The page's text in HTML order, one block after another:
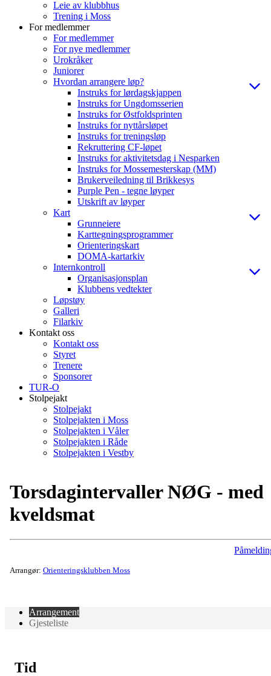
Leie av klubbhus
Trening i Moss
For medlemmer
For medlemmer
For nye medlemmer
Urokråker
Juniorer
Hvordan arrangere løp?
Instruks for lørdagskjappen
Instruks for Ungdomsserien
Instruks for Østfoldsprinten
Instruks for nyttårsløpet
Instruks for treningsløp
Rekruttering CF-løpet
Instruks for aktivitetsdag i Nesparken
Instruks for Mossemesterskap (MM)
Brukerveiledning til Brikkesys
Purple Pen - tegne løyper
Utskrift av løyper
Kart
Grunneiere
Karttegningsprogrammer
Orienteringskart
DOMA-kartarkiv
Internkontroll
Organisasjonsplan
Klubbens vedtekter
Løpstøy
Galleri
Filarkiv
Kontakt oss
Kontakt oss
Styret
Trenere
Sponsorer
TUR-O
Stolpejakt
Stolpejakt
Stolpejakten i Moss
Stolpejakten i Våler
Stolpejakten i Råde
Stolpejakten i Vestby
Torsdagintervaller NØG - med
kveldsmat
Arrangør: Orienteringsklubben Moss
Arrangement
Gjesteliste
Tid